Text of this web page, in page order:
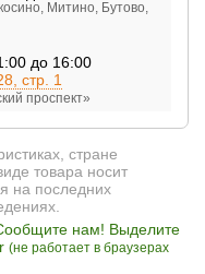
Митино, Бутово,
до 16:00
стр. 1
проспект»
стране
товара носит
на последних
нам! Выделите
(не работает в браузерах